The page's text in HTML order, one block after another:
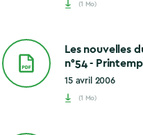
(1 Mo)
Les nouvelles
n°54 -
15 avril 2006
(1 Mo)